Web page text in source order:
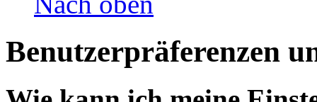
Benutzerpräferenzen